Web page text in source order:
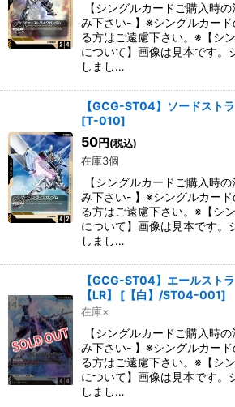
【シングルカードご購入時
み下さい- 】※シングルカー
る方はご遠慮下さい。※【シ
について】画像は見本です。
しまし…
【GCG-ST04】ソードスト
[T-010]
50円 (税込)
在庫3個
【シングルカードご購入時
み下さい- 】※シングルカー
る方はご遠慮下さい。※【シ
について】画像は見本です。
しまし…
【GCG-ST04】エールスト
【LR】
[ 【白】/ST04-001]
在庫×
【シングルカードご購入時
み下さい- 】※シングルカー
る方はご遠慮下さい。※【シ
について】画像は見本です。
しまし…